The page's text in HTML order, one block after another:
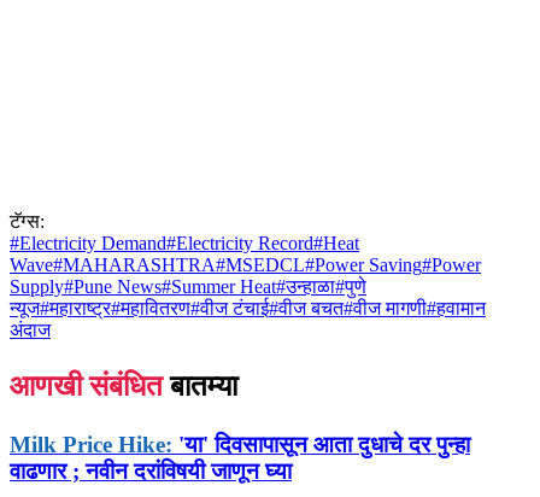
टॅग्स:
#Electricity Demand#Electricity Record#Heat
Wave#MAHARASHTRA#MSEDCL#Power Saving#Power
Supply#Pune News#Summer Heat#उन्हाळा#पुणे
न्यूज#महाराष्ट्र#महावितरण#वीज टंचाई#वीज बचत#वीज मागणी#हवामान
अंदाज
आणखी संबंधित बातम्या
Milk Price Hike: 'या' दिवसापासून आता दुधाचे दर पुन्हा
वाढणार ; नवीन दरांविषयी जाणून घ्या